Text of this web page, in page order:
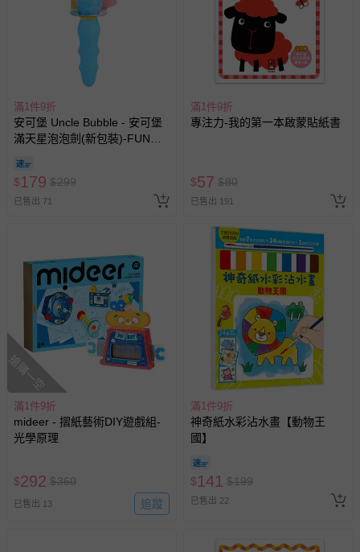
並非試用期，您所退回的商品必須是未經使用的全新狀態，
包含完整包裝、配件、說明文件及贈品等。
如需退換貨，請於收到商品7天（含例假日內提出），如為
瑕疵退換貨所產生的運費，將由媽咪愛負責處理，若非瑕疵
退貨，您可至『查詢訂單』>『已出貨』中查詢該筆訂單，
並點選『我要退貨』即可進行申請。若有相關退貨問題，請
至媽咪愛 LINE@客服ID: @mamilove
針對滿件折/滿額贈…等活動，如因部份退貨，而該訂單保
部分商品依據消費者保護法的規定，不適用七天鑑賞期/猶
豫期範圍：
易於腐敗、保存期限較短或解約時即將逾期（例如生鮮
商品、食品等）。
客製化商品（例如客製生日書、姓名貼等）。
報紙、期刊或雜誌（惟書籍如經拆封、使用，則酌收整
新費用）。
經消費者拆封之影音商品或電腦軟體（例如 DVD、CD
等）。
非以有形媒介提供之數位內容或一經提供即為完成之線
上服務，經消費者事先同意始提供（例如線上課程、遊
戲或活動點數等）。
已拆封之以下類型商品：
滿1件9折
安可堡 Uncle Bubble - 安可堡
滿天星泡泡劍(新包裝)-FUN系
$179 $299
已售出 71
滿1件9折
專注力-我的第一本啟蒙貼紙書
$57 $80
已售出 191
搶購一空
滿1件9折
mideer - 摺紙藝術DIY遊戲組-
光學原理
$292 $360
已售出 13 追蹤
滿1件9折
神奇紙水彩沾水畫【動物王
國】
$141 $199
已售出 22